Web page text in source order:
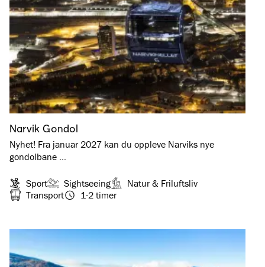
Narvik Gondol
Nyhet! Fra januar 2027 kan du oppleve Narviks nye
gondolbane …
Sport Sightseeing
Natur & Friluftsliv
Transport
1-2 timer